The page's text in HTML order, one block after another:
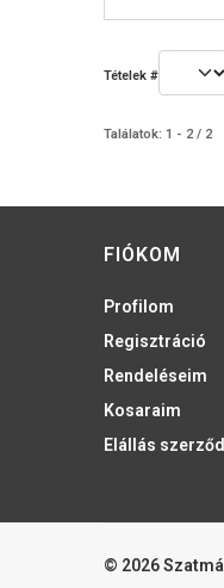
Tételek #
Találatok: 1 - 2 / 2
FIÓKOM
Profilom
Regisztráció
Rendeléseim
Kosaraim
Elállás
© 2026